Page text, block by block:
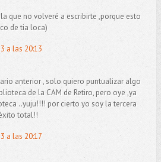
que no volveré a escribirte ,porque esto
de tia loca)
a las 20:13
anterior , solo quiero puntualizar algo
de la CAM de Retiro, pero oye ,ya
..yuju!!!! por cierto yo soy la tercera
total!!
a las 20:17